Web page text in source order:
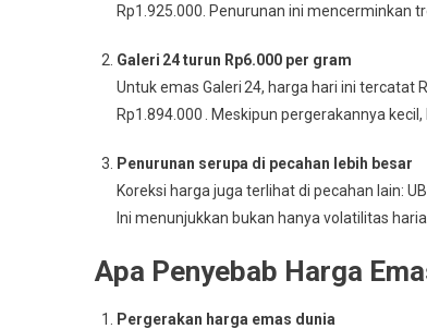
Rp1.925.000. Penurunan ini mencerminkan
Galeri 24 turun Rp6.000 per gram
Untuk emas Galeri 24, harga hari ini
Rp1.894.000
Meskipun pergerakannya
Penurunan serupa di pecahan lebih besar
Koreksi harga juga terlihat di pecahan lain:
Ini menunjukkan bukan hanya volatilitas
Apa Penyebab Harga
Pergerakan harga emas dunia